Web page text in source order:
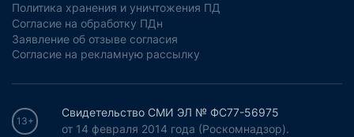
Политика хранения и уничтожения ПД
Согласие на обработку ПДн
Заявление об отзыве согласия
Согласие на рекламную рассылку
13+
Свидетельство СМИ ЭЛ № ФС77-56975
от 14 февраля 2014 года (Роскомнадзор).